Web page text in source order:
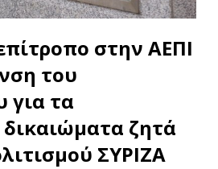
στην ΑΕΠΙ
του
για τα
ζητά
ΣΥΡΙΖΑ